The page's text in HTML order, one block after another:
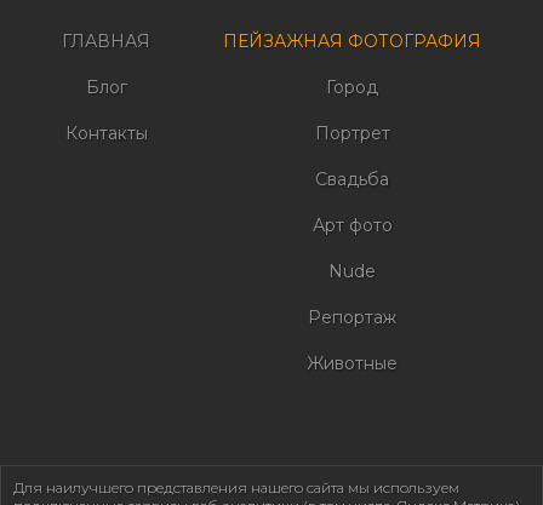
ГЛАВНАЯ
Блог
Контакты
ПЕЙЗАЖНАЯ ФОТОГРАФИЯ
Город
Портрет
Свадьба
Арт фото
Nude
Репортаж
Животные
Для наилучшего представления нашего сайта мы используем